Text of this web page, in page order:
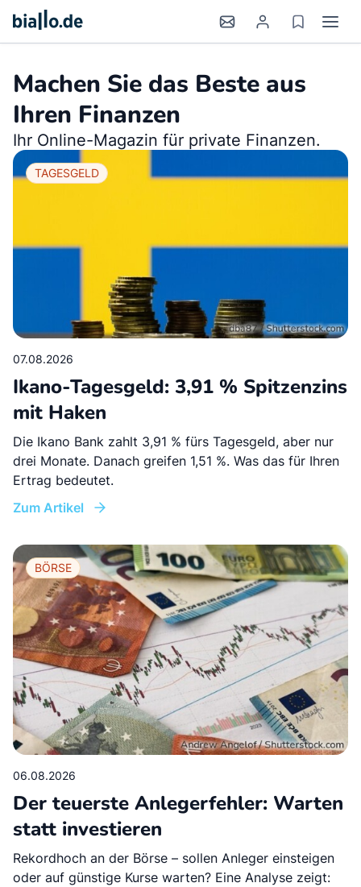
Machen Sie das Beste aus
Ihren Finanzen
Ihr Online-Magazin für private Finanzen.
TAGESGELD
07.08.2026
Ikano-Tagesgeld: 3,91 % Spitzenzins
mit Haken
Die Ikano Bank zahlt 3,91 % fürs Tagesgeld, aber nur
drei Monate. Danach greifen 1,51 %. Was das für Ihren
Ertrag bedeutet.
Zum Artikel
BÖRSE
06.08.2026
Der teuerste Anlegerfehler: Warten
statt investieren
Rekordhoch an der Börse – sollen Anleger einsteigen
oder auf günstige Kurse warten? Eine Analyse zeigt: